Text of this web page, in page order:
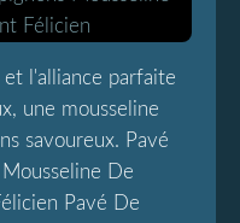
l'alliance parfaite
une mousseline
savoureux. Pavé
De
Pavé De